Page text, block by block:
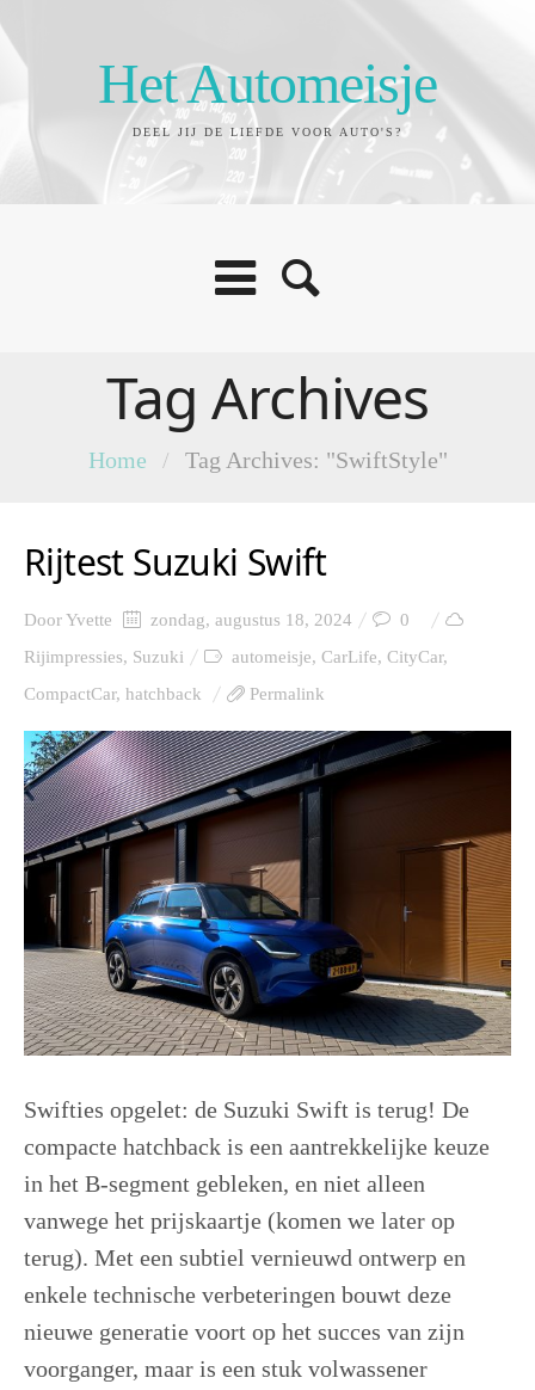
Het Automeisje
DEEL JIJ DE LIEFDE VOOR AUTO'S?
Tag Archives
Home / Tag Archives: "SwiftStyle"
Rijtest Suzuki Swift
DoorYvette zondag, augustus 18, 2024
0
Rijimpressies, Suzuki automeisje, CarLife, CityCar,
CompactCar, hatchback Permalink
Swifties opgelet: de Suzuki Swift is terug! De
compacte hatchback is een aantrekkelijke keuze
in het B-segment gebleken, en niet alleen
vanwege het prijskaartje (komen we later op
terug). Met een subtiel vernieuwd ontwerp en
enkele technische verbeteringen bouwt deze
nieuwe generatie voort op het succes van zijn
voorganger, maar is een stuk volwassener